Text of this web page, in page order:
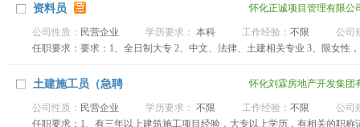
资料员 怀化正诚项目管理有限公
公司性质： 民营企业 学历要求： 本科 工作经验： 不限
公司
任职要求：要求：1、全日制大专 2、中文、法律、土建相关专业 3、限女
合素质强者应届毕业生均可 6、能长期在本公司工作者 福利待遇：正式转
平台好
土建施工员（急聘 怀化刘霖房地产开发集团
公司性质： 民营企业 学历要求： 不限 工作经验： 不限
公司
任职要求：1、有三年以上建筑施工项目经验，大专以上学历，有相关的职称